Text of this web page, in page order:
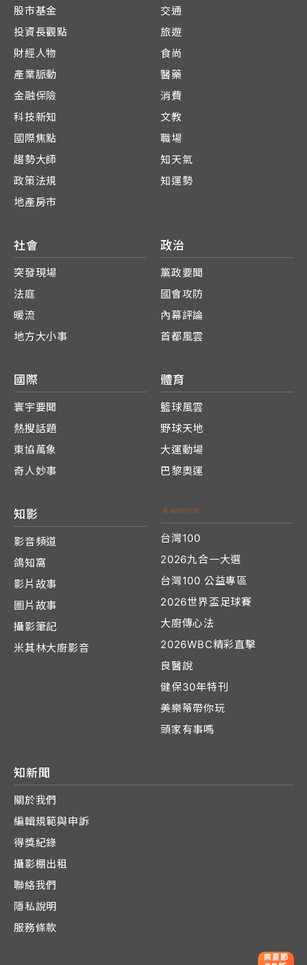
股市基金
投資長觀點
財經人物
產業脈動
金融保險
科技新知
國際焦點
趨勢大師
政策法規
地產房市
交通
旅遊
食尚
醫藥
消費
文教
職場
知天氣
知運勢
社會
突發現場
法庭
暖流
地方大小事
政治
黨政要聞
國會攻防
內幕評論
首都風雲
國際
寰宇要聞
熱搜話題
東協萬象
奇人妙事
體育
籃球風雲
野球天地
大運動場
巴黎奧運
知影
影音頻道
鴿知窩
影片故事
圖片故事
攝影筆記
米其林大廚影音
台灣100
2026九合一大選
台灣100 公益專區
2026世界盃足球賽
大廚傳心法
2026WBC精彩直擊
良醫說
健保30年特刊
美樂蒂帶你玩
頭家有事嗎
知新聞
關於我們
編輯規範與申訴
得獎紀錄
攝影棚出租
聯絡我們
隱私說明
服務條款
爽夏節